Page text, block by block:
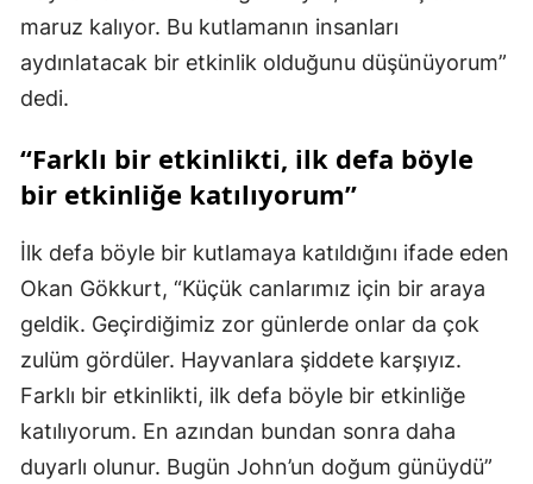
maruz kalıyor. Bu kutlamanın insanları
aydınlatacak bir etkinlik olduğunu düşünüyorum”
dedi.
“Farklı bir etkinlikti, ilk defa böyle
bir etkinliğe katılıyorum”
İlk defa böyle bir kutlamaya katıldığını ifade eden
Okan Gökkurt, “Küçük canlarımız için bir araya
geldik. Geçirdiğimiz zor günlerde onlar da çok
zulüm gördüler. Hayvanlara şiddete karşıyız.
Farklı bir etkinlikti, ilk defa böyle bir etkinliğe
katılıyorum. En azından bundan sonra daha
duyarlı olunur. Bugün John’un doğum günüydü”